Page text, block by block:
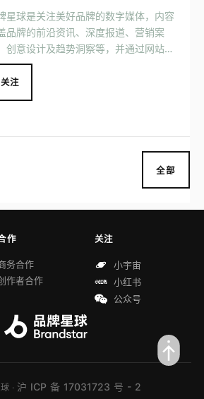
星球是关注美好品牌的数字媒体，内容
品牌的前沿资讯、深度报道、营销案
创意设计及趋势洞察等，并通过网站、
媒体、Podcast、 MOOK 等媒介形式
户互动交流，一同见证美好品牌的发
的视野挖掘驱
关注
全部
作
务合作
作者合作
关注
小宇宙
小红书
公众号
· 沪 ICP 备 17031723 号 - 2